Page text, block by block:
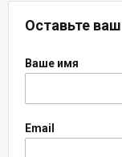
Оставьте
Ваше имя
Email